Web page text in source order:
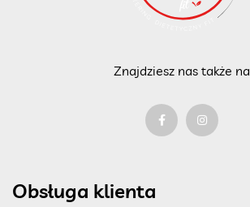
Znajdziesz nas także na
Obsługa klienta